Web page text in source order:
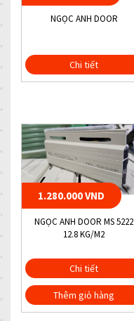
NGỌC ANH DOOR
Chi tiết
1.280.000 VND
NGỌC ANH DOOR MS 5222
12.8 KG/M2
Chi tiết
Thêm giỏ hàng